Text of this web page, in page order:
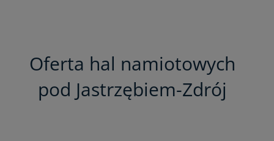
Oferta hal namiotowych
pod Jastrzębiem-Zdrój